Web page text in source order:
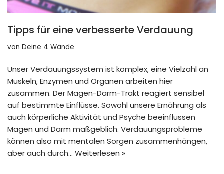
Tipps für eine verbesserte Verdauung
von Deine 4 Wände
Unser Verdauungssystem ist komplex, eine Vielzahl an
Muskeln, Enzymen und Organen arbeiten hier
zusammen. Der Magen-Darm-Trakt reagiert sensibel
auf bestimmte Einflüsse. Sowohl unsere Ernährung als
auch körperliche Aktivität und Psyche beeinflussen
Magen und Darm maßgeblich. Verdauungsprobleme
können also mit mentalen Sorgen zusammenhängen,
aber auch durch… Weiterlesen »